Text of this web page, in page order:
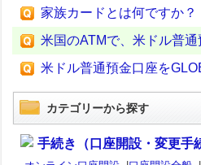
家族カードとは何ですか？
米国のATMで、米ドル普
米ドル普通預金口座を
カテゴリーから探す
手続き（口座開設・変更手